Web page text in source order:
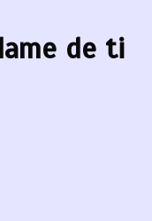
de ti